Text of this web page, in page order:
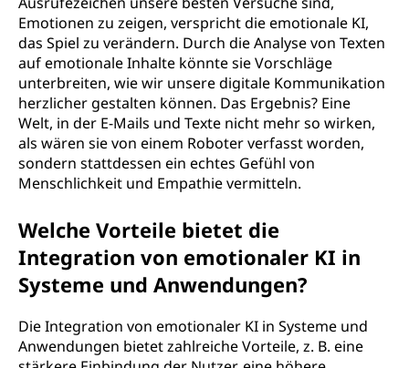
Emotionen zu zeigen, verspricht die emotionale KI,
das Spiel zu verändern. Durch die Analyse von Texten
auf emotionale Inhalte könnte sie Vorschläge
unterbreiten, wie wir unsere digitale Kommunikation
herzlicher gestalten können. Das Ergebnis? Eine
Welt, in der E-Mails und Texte nicht mehr so wirken,
als wären sie von einem Roboter verfasst worden,
sondern stattdessen ein echtes Gefühl von
Menschlichkeit und Empathie vermitteln.
Welche Vorteile bietet die
Integration von emotionaler KI in
Systeme und Anwendungen?
Die Integration von emotionaler KI in Systeme und
Anwendungen bietet zahlreiche Vorteile, z. B. eine